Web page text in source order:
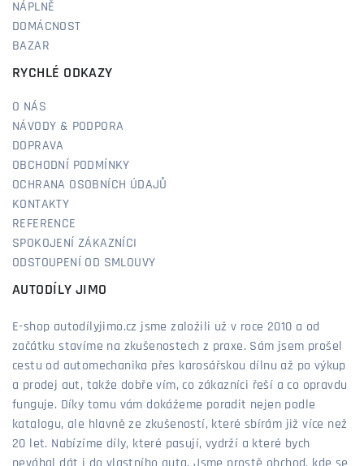
NÁPLNĚ
DOMÁCNOST
BAZAR
RYCHLÉ ODKAZY
O NÁS
NÁVODY & PODPORA
DOPRAVA
OBCHODNÍ PODMÍNKY
OCHRANA OSOBNÍCH ÚDAJŮ
KONTAKTY
REFERENCE
SPOKOJENÍ ZÁKAZNÍCI
ODSTOUPENÍ OD SMLOUVY
AUTODÍLY JIMO
E-shop autodílyjimo.cz jsme založili už v roce 2010 a od
začátku stavíme na zkušenostech z praxe. Sám jsem prošel
cestu od automechanika přes karosářskou dílnu až po výkup
a prodej aut, takže dobře vím, co zákazníci řeší a co opravdu
funguje. Díky tomu vám dokážeme poradit nejen podle
katalogu, ale hlavně ze zkušeností, které sbírám již více než
20 let. Nabízíme díly, které pasují, vydrží a které bych